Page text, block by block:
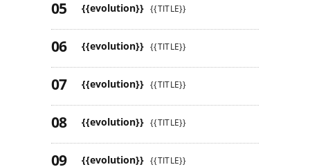
{{evolution}} {{TITLE}}
{{evolution}} {{TITLE}}
{{evolution}} {{TITLE}}
{{evolution}} {{TITLE}}
{{evolution}} {{TITLE}}